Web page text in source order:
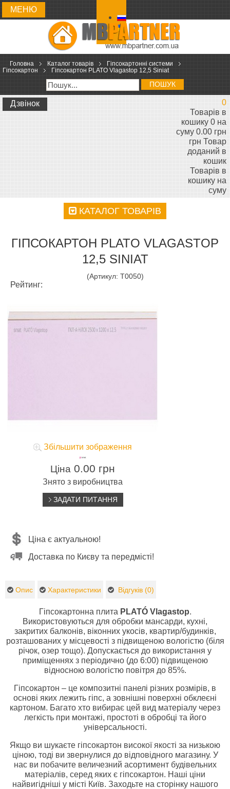
МЕНЮ
Головна Каталог товарів
Гіпсокартонні системи
Гіпсокартон
Гіпсокартон PLATO Vlagastop 12,5 Siniat
ПОШУК
Дзвінок
0
Товарів в
кошику 0 на
суму 0.00 грн
грн Товар
доданий в
кошик
Товарів в
кошику на
суму
КАТАЛОГ ТОВАРІВ
ГІПСОКАРТОН PLATO VLAGASTOP
12,5 SINIAT
(Артикул: T0050)
Рейтинг:
Збільшити зображення
Ціна 0.00 грн
Знято з виробництва
ЗАДАТИ ПИТАННЯ
Ціна є актуальною!
Доставка по Києву та передмісті!
Опис Характеристики Відгуків (0)
Гіпсокартонна плита PLATÓ Vlagastop.
Використовуються для обробки мансарди, кухні,
закритих балконів, віконних укосів, квартир/будинків,
розташованих у місцевості з підвищеною вологістю (біля
річок, озер тощо). Допускається до використання у
приміщеннях з періодично (до 6:00) підвищеною
відносною вологістю повітря до 85%.
Гіпсокартон – це композитні панелі різних розмірів, в
основі яких лежить гіпс, а зовнішні поверхні обклеєні
картоном. Багато хто вибирає цей вид матеріалу через
легкість при монтажі, простоті в обробці та його
універсальності.
Якщо ви шукаєте гіпсокартон високої якості за низькою
ціною, тоді ви звернулися до відповідного магазину. У
нас ви побачите величезний асортимент будівельних
матеріалів, серед яких є гіпсокартон. Наші ціни
найвигідніші у місті Київ. Заходьте на сторінку нашого